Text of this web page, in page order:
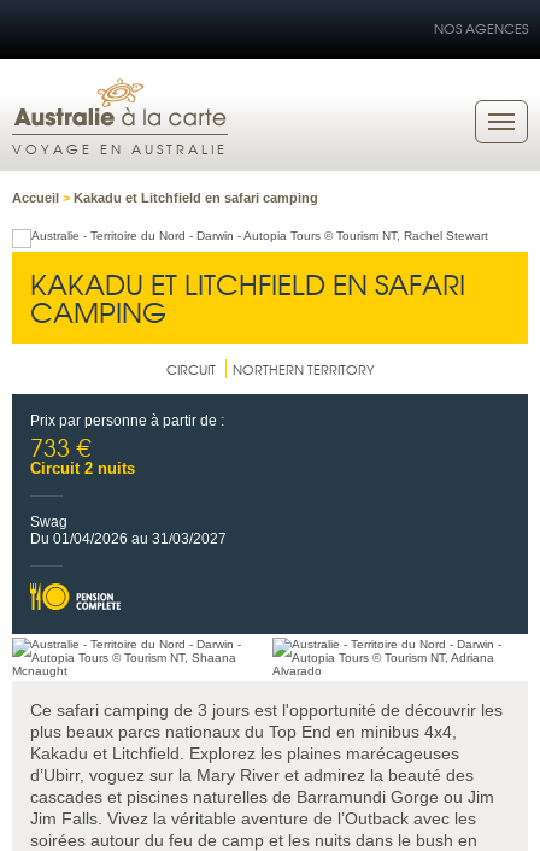
NOS AGENCES
VOYAGE EN AUSTRALIE
Accueil > Kakadu et Litchfield en safari camping
KAKADU ET LITCHFIELD EN SAFARI
CAMPING
CIRCUIT NORTHERN TERRITORY
Prix par personne à partir de :
733 €
Circuit 2 nuits
Swag
Du 01/04/2026 au 31/03/2027
Ce safari camping de 3 jours est l'opportunité de découvrir les
plus beaux parcs nationaux du Top End en minibus 4x4,
Kakadu et Litchfield. Explorez les plaines marécageuses
d’Ubirr, voguez sur la Mary River et admirez la beauté des
cascades et piscines naturelles de Barramundi Gorge ou Jim
Jim Falls. Vivez la véritable aventure de l’Outback avec les
soirées autour du feu de camp et les nuits dans le bush en